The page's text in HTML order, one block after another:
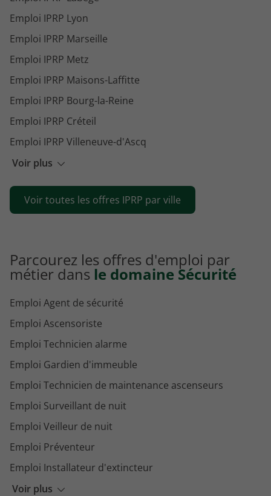
Voir plus
Emploi IPRP Lyon
Emploi IPRP Marseille
Emploi IPRP Metz
Emploi IPRP Maisons-Laffitte
Emploi IPRP Bourg-la-Reine
Emploi IPRP Créteil
Emploi IPRP Villeneuve-d'Ascq
Emploi IPRP Porto-Vecchio
Emploi IPRP Saint-Denis
Emploi IPRP Saint-Nazaire
Voir toutes les offres IPRP par ville
Parcourez les offres d'emploi par
métier dans le domaine Sécurité
Voir plus
Emploi Agent de sécurité
Emploi Ascensoriste
Emploi Technicien alarme
Emploi Gardien d'immeuble
Emploi Technicien de maintenance ascenseurs
Emploi Surveillant de nuit
Emploi Veilleur de nuit
Emploi Préventeur
Emploi Installateur d'extincteur
Emploi Agent de prévention et de sécurité